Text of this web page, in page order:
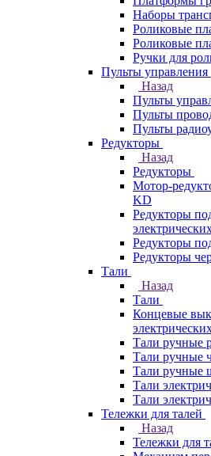
Наборы
Роликовые
Роликовые
Ручки для
Пульты управления
Назад
Пульты
Пульты
Пульты
Редукторы
Назад
Редукторы
Мотор-
KD
Редукторы
Редукторы
Редукторы
Тали
Назад
Тали
Концевые
Тали ручные
Тали ручные
Тали ручные
Тали
Тали
Тележки для талей
Назад
Тележки для